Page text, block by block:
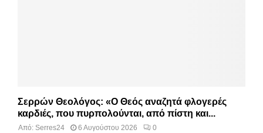
Σερρών Θεολόγος: «Ο Θεός αναζητά φλογερές
καρδιές, που πυρπολούνται, από πίστη και...
Από: Serres24 6 Αυγούστου 2026 0